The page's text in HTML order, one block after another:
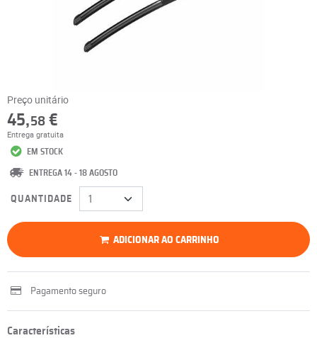
Preço unitário
45,58 €
Entrega gratuita
EM STOCK
ENTREGA 14 - 18 AGOSTO
QUANTIDADE
ADICIONAR AO CARRINHO
Pagamento seguro
Características